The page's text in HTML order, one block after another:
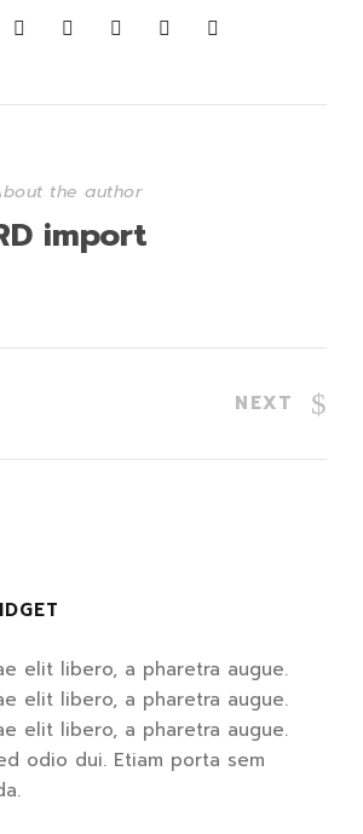
the author
import
NEXT
elit libero, a pharetra augue.
elit libero, a pharetra augue.
elit libero, a pharetra augue.
odio dui. Etiam porta sem